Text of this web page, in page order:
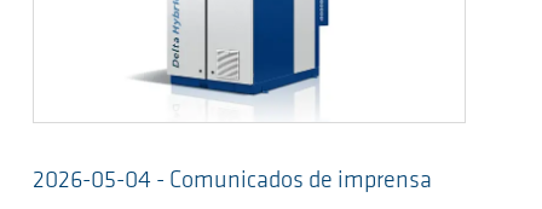
2026-05-04 - Comunicados de imprensa